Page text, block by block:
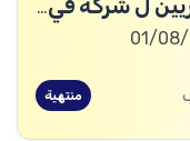
مطلوب مندوبين تجاريين ل شركة في مجال المنتجات الطبية التجميلية
منتهية